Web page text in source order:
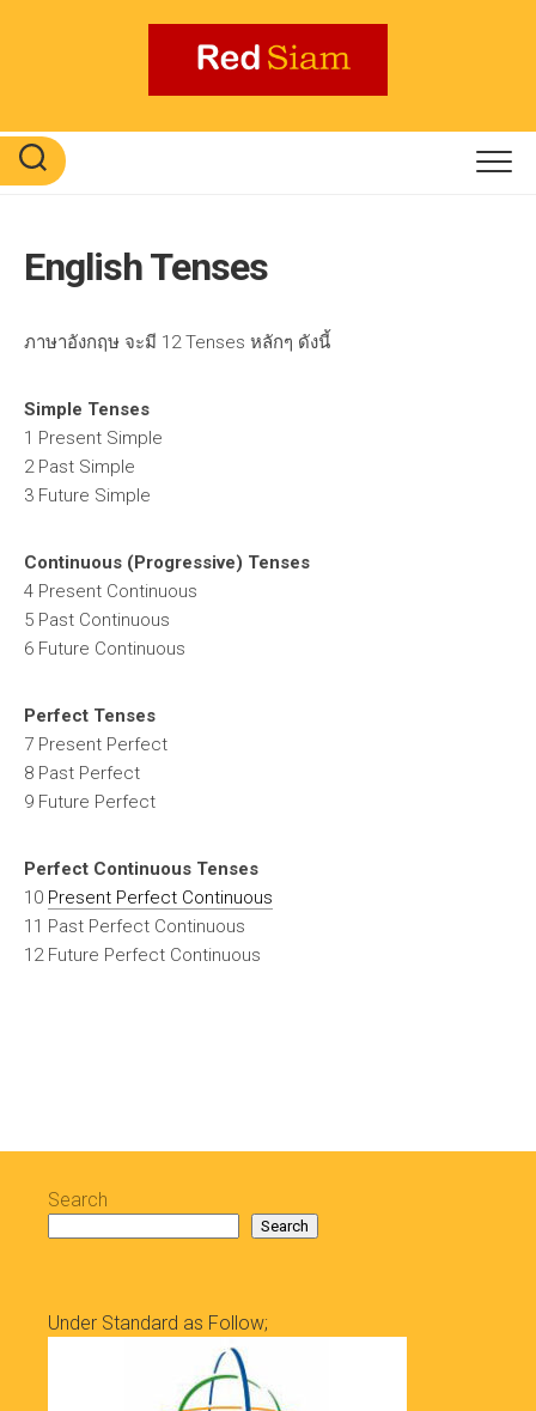
English Tenses
ภาษาอังกฤษ จะมี 12 Tenses หลักๆ ดังนี้
Simple Tenses
1 Present Simple
2 Past Simple
3 Future Simple
Continuous (Progressive) Tenses
4 Present Continuous
5 Past Continuous
6 Future Continuous
Perfect Tenses
7 Present Perfect
8 Past Perfect
9 Future Perfect
Perfect Continuous Tenses
10 Present Perfect Continuous
11 Past Perfect Continuous
12 Future Perfect Continuous
Search
Search
Under Standard as Follow;